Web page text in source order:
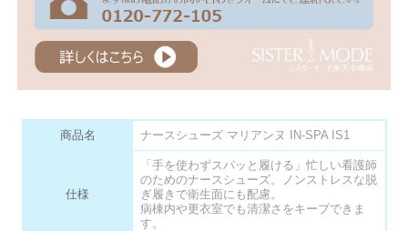
商品名 ナースシューズ マリアンヌ IN-SPA IS1
仕様
「手を使わずスパッと履ける」忙しい看護師
のためのナースシューズ。ノンストレスな脱
ぎ履きで衛生面にも配慮。
病棟内や更衣室でも清潔さをキープできま
す。